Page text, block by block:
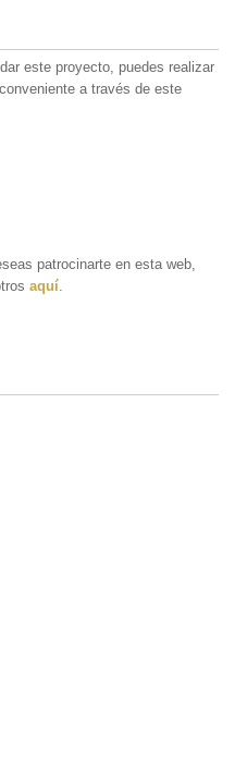
este proyecto, puedes realizar
a través de este
patrocinarte en esta web,
aquí